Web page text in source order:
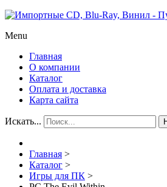
Menu
Главная
О компании
Каталог
Оплата и доставка
Карта сайта
Искать...
Главная >
Каталог >
Игры для ПК >